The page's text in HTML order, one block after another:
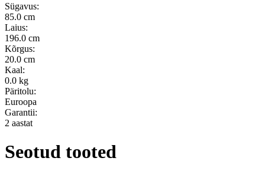
Sügavus:
85.0 cm
Laius:
196.0 cm
Kõrgus:
20.0 cm
Kaal:
0.0 kg
Päritolu:
Euroopa
Garantii:
2 aastat
Seotud tooted